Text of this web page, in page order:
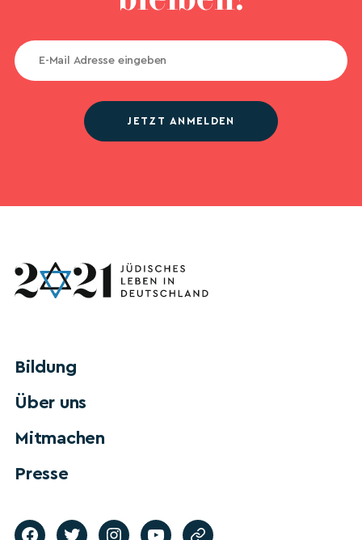
JETZT ANMELDEN
Bildung
Über uns
Mitmachen
Presse